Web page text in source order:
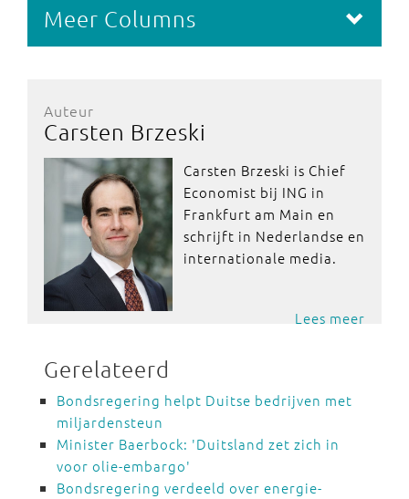
Meer Columns
Auteur
Carsten Brzeski
Carsten Brzeski is Chief
Economist bij ING in
Frankfurt am Main en
schrijft in Nederlandse en
internationale media.
Lees meer
Gerelateerd
Bondsregering helpt Duitse bedrijven met
miljardensteun
Minister Baerbock: 'Duitsland zet zich in
voor olie-embargo'
Bondsregering verdeeld over energie-